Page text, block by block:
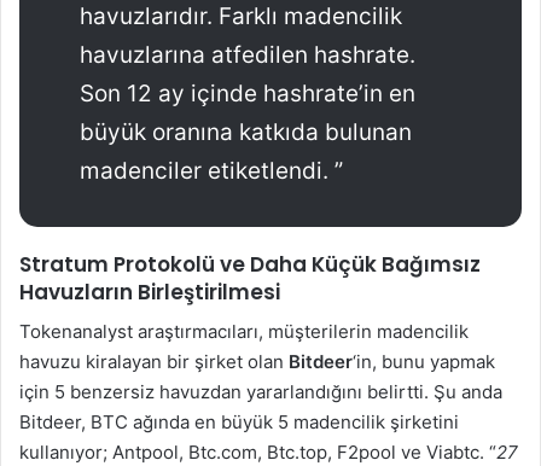
havuzlarıdır. Farklı madencilik
havuzlarına atfedilen hashrate.
Son 12 ay içinde hashrate’in en
büyük oranına katkıda bulunan
madenciler etiketlendi. ”
Stratum Protokolü ve Daha Küçük Bağımsız
Havuzların Birleştirilmesi
Tokenanalyst araştırmacıları, müşterilerin madencilik
havuzu kiralayan bir şirket olan Bitdeer‘in, bunu yapmak
için 5 benzersiz havuzdan yararlandığını belirtti. Şu anda
Bitdeer, BTC ağında en büyük 5 madencilik şirketini
kullanıyor; Antpool, Btc.com, Btc.top, F2pool ve Viabtc. “27